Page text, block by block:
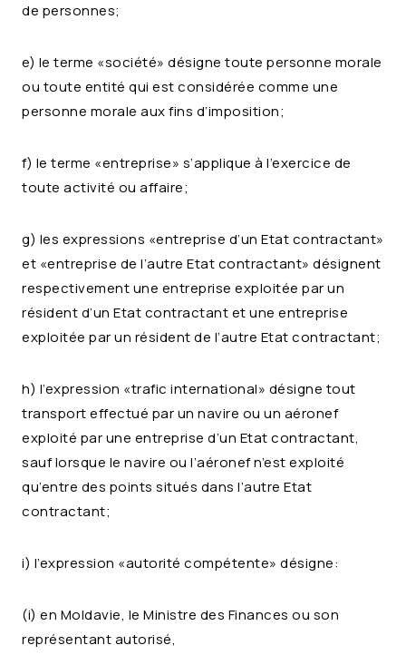
de personnes;
e) le terme «société» désigne toute personne morale
ou toute entité qui est considérée comme une
personne morale aux fins d’imposition;
f) le terme «entreprise» s’applique à l’exercice de
toute activité ou affaire;
g) les expressions «entreprise d’un Etat contractant»
et «entreprise de l’autre Etat contractant» désignent
respectivement une entreprise exploitée par un
résident d’un Etat contractant et une entreprise
exploitée par un résident de l’autre Etat contractant;
h) l’expression «trafic international» désigne tout
transport effectué par un navire ou un aéronef
exploité par une entreprise d’un Etat contractant,
sauf lorsque le navire ou l’aéronef n’est exploité
qu’entre des points situés dans l’autre Etat
contractant;
i) l’expression «autorité compétente» désigne:
(i) en Moldavie, le Ministre des Finances ou son
représentant autorisé,